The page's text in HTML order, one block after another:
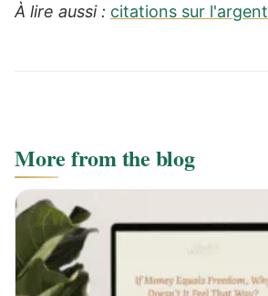
À lire aussi : citations sur l'argent
More from the blog